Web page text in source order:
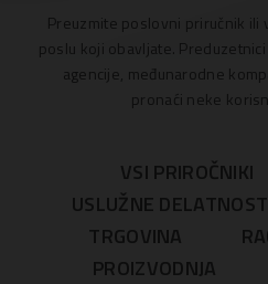
Preuzmite poslovni priručnik ili
poslu koji obavljate.
agencije, međunarodne
pronaći neke
VSI PRIROČNIKI
USLUŽNE
TRGOVINA
PROIZVODNJA